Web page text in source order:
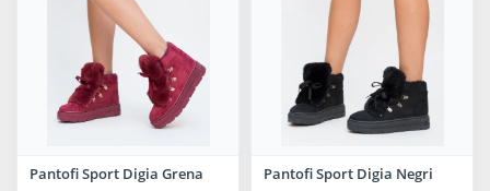
Pantofi Sport Digia Grena Pantofi Sport Digia Negri